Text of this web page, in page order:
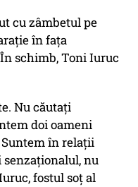
cu zâmbetul pe
în fața
schimb, Toni Iuruc
Nu căutați
doi oameni
în relații
nu
fostul soț al